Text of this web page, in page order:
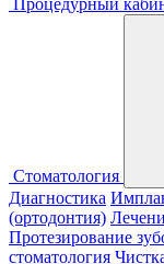
Процедурный
Стоматология
Диагностика
(ортодонтия)
Протезирование
стоматология